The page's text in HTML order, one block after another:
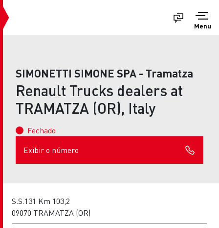
Menu
SIMONETTI SIMONE SPA - Tramatza
Renault Trucks dealers at
TRAMATZA (OR), Italy
Fechado
Exibir o número
S.S.131 Km 103,2
09070 TRAMATZA (OR)